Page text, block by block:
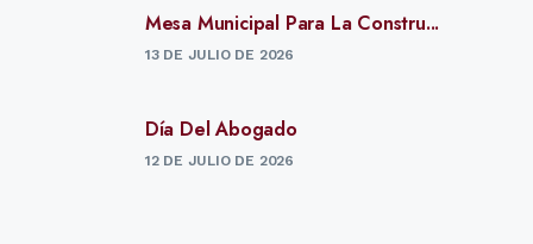
Mesa Municipal Para La Constru...
13 DE JULIO DE 2026
Día Del Abogado
12 DE JULIO DE 2026